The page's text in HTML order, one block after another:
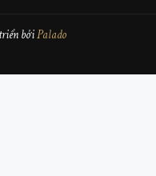
bởiPalado